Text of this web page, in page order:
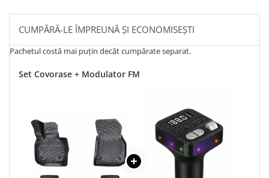
CUMPĂRĂ-LE ÎMPREUNĂ ȘI ECONOMISEȘTI
Pachetul costă mai puțin decât cumpărate separat.
Set Covorase + Modulator FM